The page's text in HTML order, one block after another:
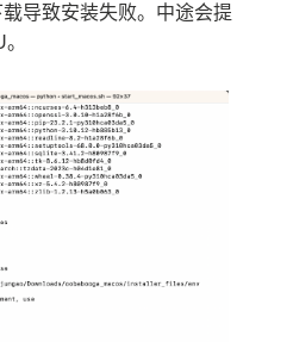
导致安装失败。中途会提